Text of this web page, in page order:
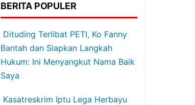
BERITA POPULER
Dituding Terlibat PETI, Ko Fanny
Bantah dan Siapkan Langkah
Hukum: Ini Menyangkut Nama Baik
Saya
Kasatreskrim Iptu Lega Herbayu